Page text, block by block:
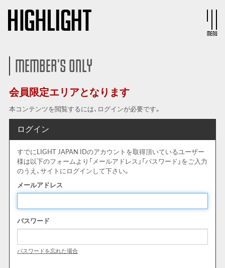
MENU
MEMBER'S ONLY
会員限定エリアとなります
本コンテンツを閲覧するには、ログインが必要です。
ログイン
すでにLIGHT JAPAN IDのアカウントを取得頂いているユーザー
様は以下のフォームより「メールアドレス」「パスワード」をご入力
のうえ、サイトにログインして下さい。
メールアドレス
パスワード
パスワードを忘れた場合